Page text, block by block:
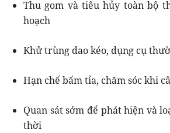
Thu gom và tiêu hủy toàn bộ
hoạch
Khử trùng dao kéo, dụng cụ
Hạn chế bấm tỉa, chăm sóc khi
Quan sát sớm để phát hiện và
thời